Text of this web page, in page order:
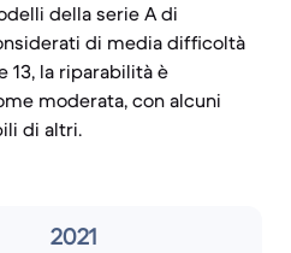
della serie A di
di media difficoltà
13, la riparabilità è
moderata, con alcuni
di altri.
2021